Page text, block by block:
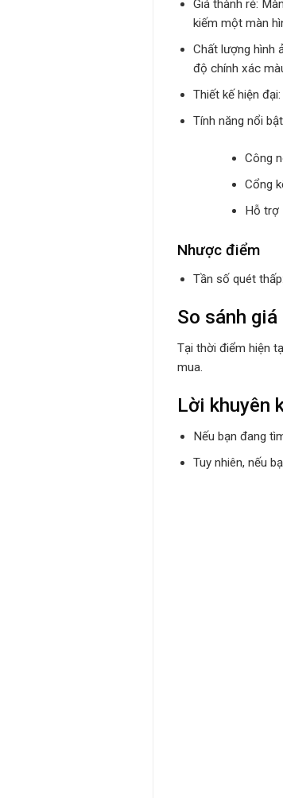
Giá thành rẻ:
kiếm một màn
Chất lượng hình
độ chính xác
Thiết kế hiện
Tính năng nổi
Công
Cổng
Hỗ trợ
Nhược điểm
Tần số quét
So sánh
Tại thời điểm hiện
mua.
Lời khuyên
Nếu bạn đang
Tuy nhiên, nếu